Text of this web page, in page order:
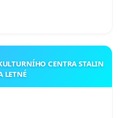
CENTRA STALIN
LETNÉ